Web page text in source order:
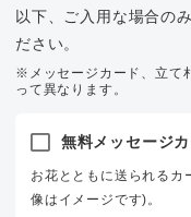
以下、ご入用な場合の
ださい。
※メッセージカード、立て
って異なります。
無料メッセージ
お花とともに送られるカ
像はイメージです)。